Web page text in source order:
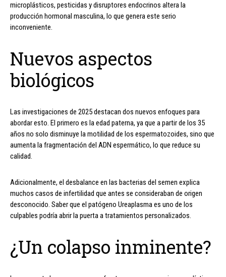
microplásticos, pesticidas y disruptores endocrinos altera la
producción hormonal masculina, lo que genera este serio
inconveniente.
Nuevos aspectos
biológicos
Las investigaciones de 2025 destacan dos nuevos enfoques para
abordar esto. El primero es la edad paterna, ya que a partir de los 35
años no solo disminuye la motilidad de los espermatozoides, sino que
aumenta la fragmentación del ADN espermático, lo que reduce su
calidad.
Adicionalmente, el desbalance en las bacterias del semen explica
muchos casos de infertilidad que antes se consideraban de origen
desconocido. Saber que el patógeno Ureaplasma es uno de los
culpables podría abrir la puerta a tratamientos personalizados.
¿Un colapso inminente?